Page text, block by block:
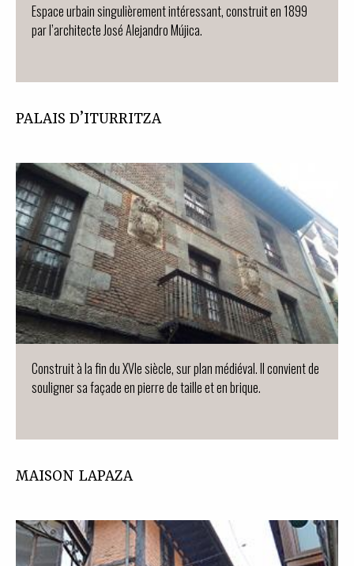
Espace urbain singulièrement intéressant, construit en 1899
par l’architecte José Alejandro Mújica.
PALAIS D’ITURRITZA
Construit à la fin du XVIe siècle, sur plan médiéval. Il convient de
souligner sa façade en pierre de taille et en brique.
MAISON LAPAZA